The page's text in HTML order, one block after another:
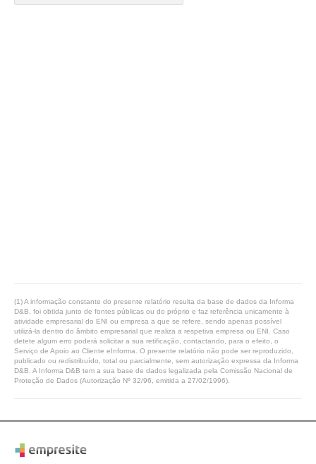
(1) A informação constante do presente relatório resulta da base de dados da Informa
D&B, foi obtida junto de fontes públicas ou do próprio e faz referência unicamente à
atividade empresarial do ENI ou empresa a que se refere, sendo apenas possível
utilizá-la dentro do âmbito empresarial que realiza a respetiva empresa ou ENI. Caso
detete algum erro poderá solicitar a sua retificação, contactando, para o efeito, o
Serviço de Apoio ao Cliente eInforma. O presente relatório não pode ser reproduzido,
publicado ou redistribuído, total ou parcialmente, sem autorização expressa da Informa
D&B. A Informa D&B tem a sua base de dados legalizada pela Comissão Nacional de
Proteção de Dados (Autorização Nº 32/96, emitida a 27/02/1996).